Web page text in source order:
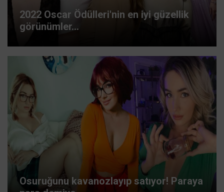
2022 Oscar Ödülleri'nin en iyi güzellik
görünümler...
Osuruğunu kavanozlayıp satıyor! Paraya